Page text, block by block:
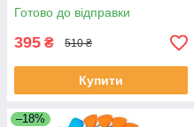
Готово до відправки
395 ₴ 510 ₴
Купити
–18%